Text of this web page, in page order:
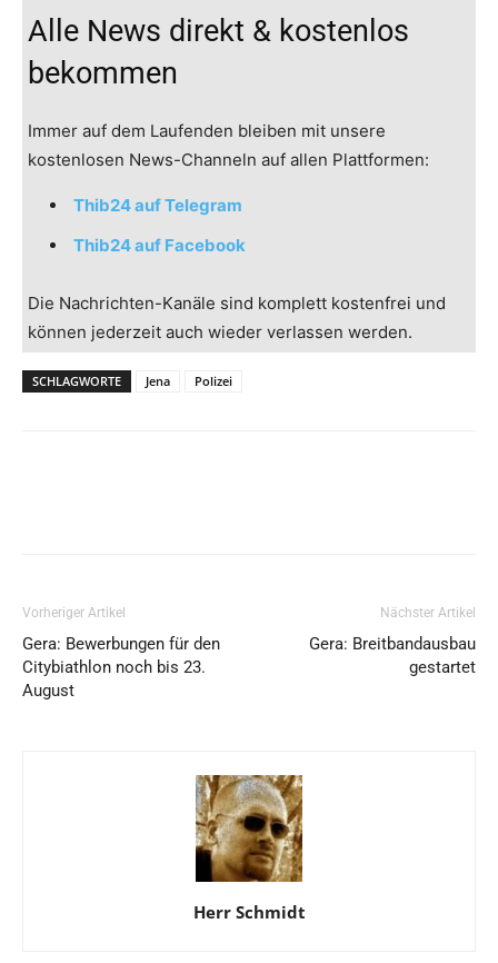
Alle News direkt & kostenlos
bekommen
Immer auf dem Laufenden bleiben mit unsere
kostenlosen News-Channeln auf allen Plattformen:
Thib24 auf Telegram
Thib24 auf Facebook
Die Nachrichten-Kanäle sind komplett kostenfrei und
können jederzeit auch wieder verlassen werden.
SCHLAGWORTE Jena Polizei
Vorheriger Artikel
Gera: Bewerbungen für den
Citybiathlon noch bis 23.
August
Nächster Artikel
Gera: Breitbandausbau
gestartet
Herr Schmidt